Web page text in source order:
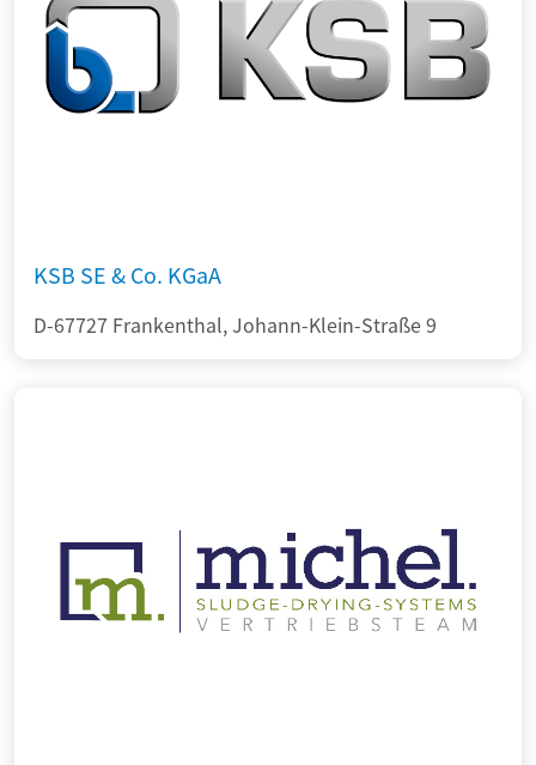
KSB SE & Co. KGaA
D-67727 Frankenthal, Johann-Klein-Straße 9